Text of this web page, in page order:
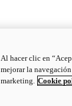
Al hacer clic en
mejorar la
marketing. Cookie